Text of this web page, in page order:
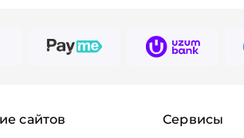
сайтов Сервисы